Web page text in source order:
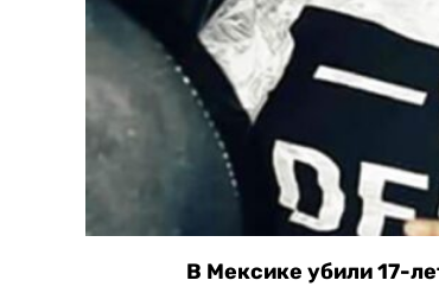
В Мексике убили 17-